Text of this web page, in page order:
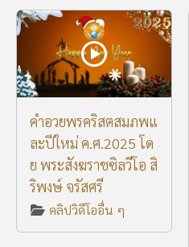
คำอวยพรคริสตสมภพแ
ละปีใหม่ ค.ศ.2025 โด
ย พระสังฆราชซิลวีโอ สิ
ริพงษ์ จรัสศรี
คลิปวิดีโออื่น ๆ